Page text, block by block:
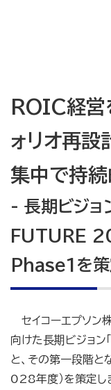
ROIC経営
ォリオ再設
集中で持
- 長期ビジョ
FUTURE
Phase1を
セイコーエプソン
向けた長期ビジョ
と、その第一段階
028年度）を策定し